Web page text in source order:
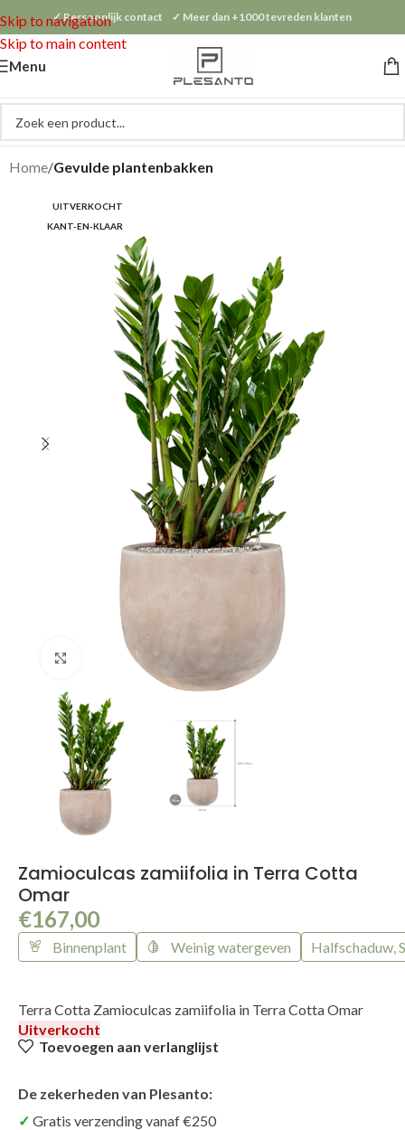
Skip to navigation
Skip to main content
✓ Persoonlijk contact ✓ Meer dan +1000 tevreden klanten
Menu
Home Gevulde plantenbakken
UITVERKOCHT
KANT-EN-KLAAR
Klik om te vergroten
Zamioculcas zamiifolia in Terra Cotta
Omar
€167,00
Binnenplant Weinig watergeven Halfschaduw,
Terra Cotta Zamioculcas zamiifolia in Terra Cotta Omar
Uitverkocht
Toevoegen aan verlanglijst
De zekerheden van Plesanto:
Gratis verzending vanaf €250